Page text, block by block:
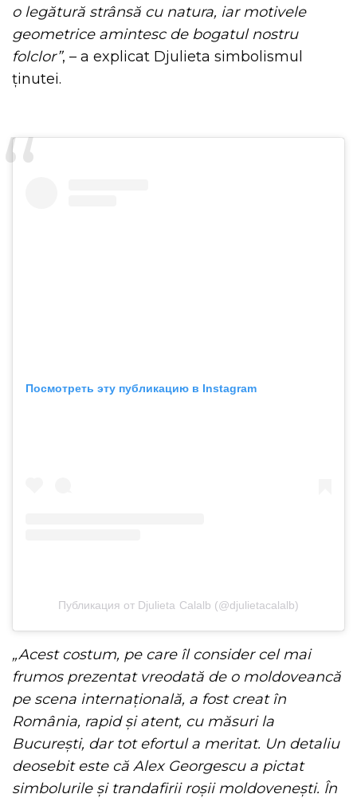
o legătură strânsă cu natura, iar motivele
geometrice amintesc de bogatul nostru
folclor”, – a explicat Djulieta simbolismul
ținutei.
Посмотреть эту публикацию в Instagram
Публикация от Djulieta Calalb (@djulietacalalb)
„Acest costum, pe care îl consider cel mai
frumos prezentat vreodată de o moldoveancă
pe scena internațională, a fost creat în
România, rapid și atent, cu măsuri la
București, dar tot efortul a meritat. Un detaliu
deosebit este că Alex Georgescu a pictat
simbolurile și trandafirii roșii moldovenești. În